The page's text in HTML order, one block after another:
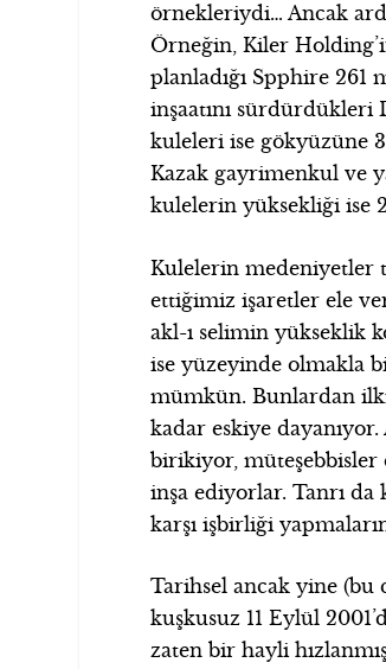
örnekleriydi… Ancak
Örneğin, Kiler
planladığı Spphire 261
inşaatını sürdürdükleri
kuleleri ise gökyüzüne
Kazak gayrimenkul ve
kulelerin yüksekliği ise
Kulelerin medeniyetler
ettiğimiz işaretler ele
akl-ı selimin yükseklik
ise yüzeyinde olmakla
mümkün. Bunlardan
kadar eskiye
birikiyor, müteşebbisler
inşa ediyorlar. Tanrı da
karşı işbirliği
Tarihsel ancak yine (bu
kuşkusuz 11 Eylül
zaten bir hayli